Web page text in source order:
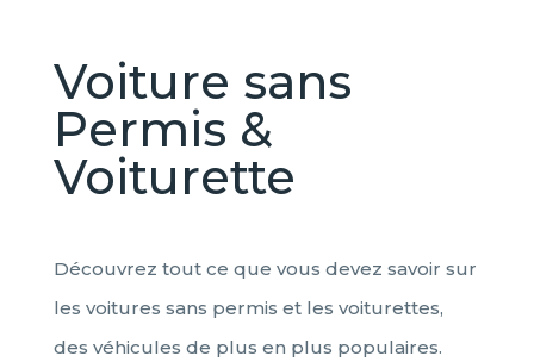
Voiture sans
Permis &
Voiturette
Découvrez tout ce que vous devez savoir sur
les voitures sans permis et les voiturettes,
des véhicules de plus en plus populaires.